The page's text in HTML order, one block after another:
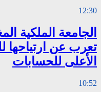
12:30
الجامعة الملكية
تعرب عن ارتياحها
الأعلى للحسابات
10:52